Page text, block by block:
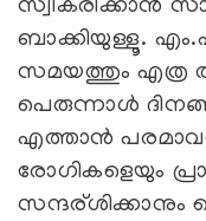
സ്വീകരിക്കാന്‍
ബാക്കിയുള്ളൂ.
സമയത്തും എത്ര
പെരുന്നാള്‍
എത്താന്‍
രോഗികളെയും
സന്ദര്ശിക്കാനും